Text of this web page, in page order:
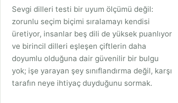
Sevgi dilleri testi bir uyum ölçümü değil:
zorunlu seçim biçimi sıralamayı kendisi
üretiyor, insanlar beş dili de yüksek puanlıyor
ve birincil dilleri eşleşen çiftlerin daha
doyumlu olduğuna dair güvenilir bir bulgu
yok; işe yarayan şey sınıflandırma değil, karşı
tarafın neye ihtiyaç duyduğunu sormak.